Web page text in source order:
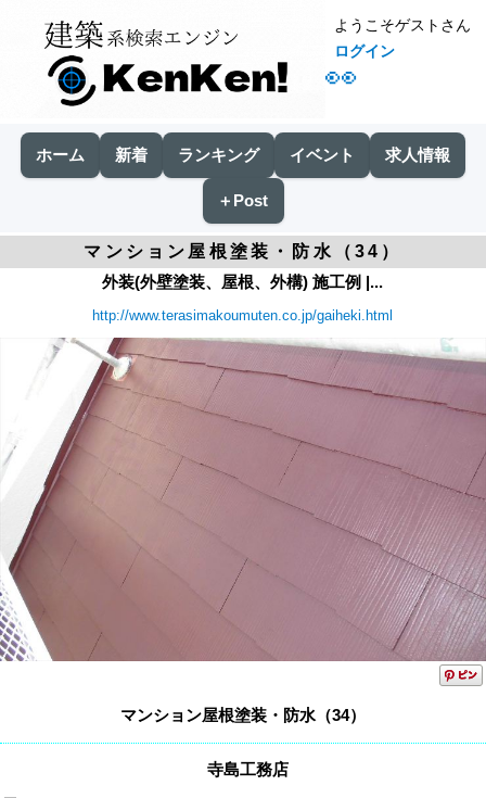
👀
ようこそゲストさん
ログイン
ホーム 新着 ランキング イベント 求人情報
＋Post
マンション屋根塗装・防水（34）
外装(外壁塗装、屋根、外構) 施工例 |...
http://www.terasimakoumuten.co.jp/gaiheki.html
マンション屋根塗装・防水（34）
寺島工務店